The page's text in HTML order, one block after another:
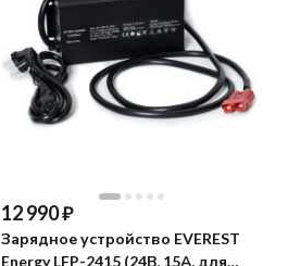
12 990₽
Зарядное устройство EVEREST
Energy LFP-2415 (24В, 15А, для